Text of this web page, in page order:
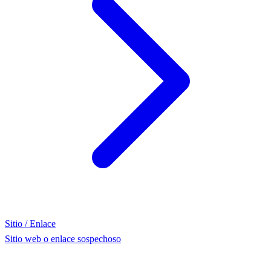
Sitio / Enlace
Sitio web o enlace sospechoso